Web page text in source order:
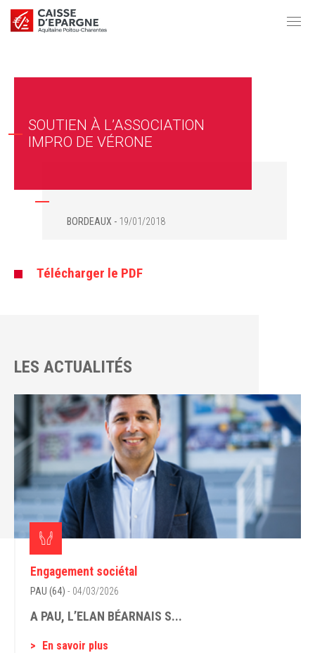
SOUTIEN À L’ASSOCIATION
IMPRO DE VÉRONE
BORDEAUX 19/01/2018
Télécharger le PDF
LES ACTUALITÉS
Engagement sociétal
PAU (64) - 04/03/2026
A PAU, L’ELAN BÉARNAIS S...
En savoir plus